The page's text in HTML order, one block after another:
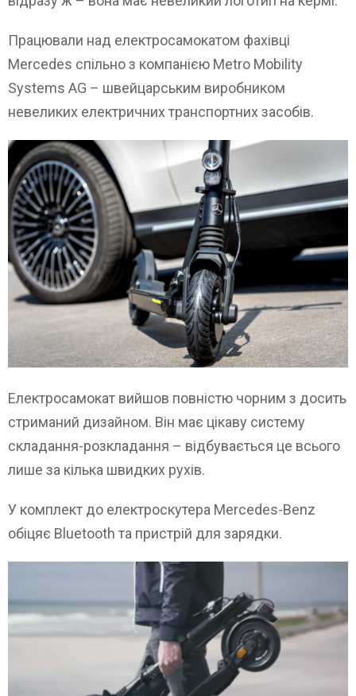
Працювали над електросамокатом фахівці
Mercedes спільно з компанією Metro Mobility
Systems AG – швейцарським виробником
невеликих електричних транспортних засобів.
Електросамокат вийшов повністю чорним з досить
стриманий дизайном. Він має цікаву систему
складання-розкладання – відбувається це всього
лише за кілька швидких рухів.
У комплект до електроскутера Mercedes-Benz
обіцяє Bluetooth та пристрій для зарядки.